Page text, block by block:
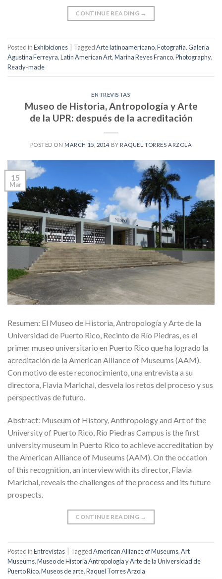
CONTINUE READING →
Posted inExhibiciones TaggedArte latinoamericano,Fotografía,Galería
Agustina Ferreyra,Latin American Art,Marina Reyes Franco,Photography,
Ready-made
ENTREVISTAS
Museo de Historia, Antropología y Arte
de la UPR: después de la acreditación
POSTED ON MARCH 15, 2014 BY RAQUEL TORRES ARZOLA
15
Mar
Resumen: El Museo de Historia, Antropología y Arte de la
Universidad de Puerto Rico, Recinto de Río Piedras, es el
primer museo universitario en Puerto Rico que ha logrado la
acreditación de la American Alliance of Museums (AAM).
Con motivo de este reconocimiento, una entrevista a su
directora, Flavia Marichal, desvela los retos del proceso y sus
perspectivas de futuro.
Abstract: Museum of History, Anthropology and Art of the
University of Puerto Rico, Río Piedras Campus is the first
university museum in Puerto Rico to achieve accreditation by
the American Alliance of Museums (AAM). On the occation
of this recognition, an interview with its director, Flavia
Marichal, reveals the challenges of the process and its future
prospects.
CONTINUE READING →
Posted inEntrevistas TaggedAmerican Alliance of Museums,Art
Museums,Museo de Historia Antropología y Arte de la Universidad de
Puerto Rico,Museos de arte,Raquel Torres Arzola